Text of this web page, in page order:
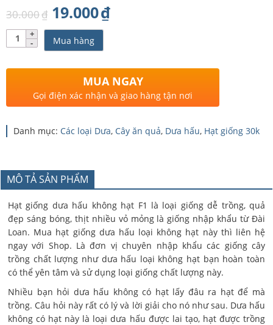
30.000₫ Giá
gốc
là:
30.000₫.
19.000₫Giá
là:
19.000₫.
Số
lượng
Mua hàng
MUA NGAY
Gọi điện xác nhận và giao hàng tận nơi
Danh mục: Các loại Dưa, Cây ăn quả, Dưa hấu, Hạt giống 30k
MÔ TẢ SẢN PHẨM
Hạt giống dưa hấu không hạt F1 là loại giống dễ trồng, quả
đẹp sáng bóng, thịt nhiều vỏ mỏng là giống nhập khẩu từ Đài
Loan. Mua hạt giống dưa hấu loại không hạt này thì liên hệ
ngay với Shop. Là đơn vị chuyên nhập khẩu các giống cây
trồng chất lượng như dưa hấu loại không hạt bạn hoàn toàn
có thể yên tâm và sử dụng loại giống chất lượng này.
Nhiều bạn hỏi dưa hấu không có hạt lấy đâu ra hạt để mà
trồng. Câu hỏi này rất có lý và lời giải cho nó như sau. Dưa hấu
không có hạt này là loại dưa hấu được lai tạo, hạt được trồng